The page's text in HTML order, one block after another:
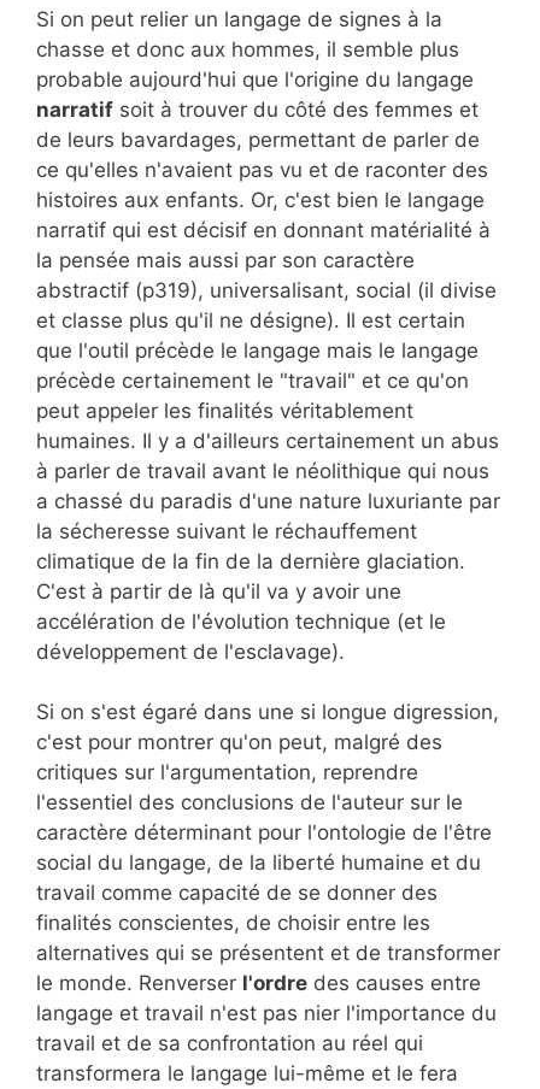
Si on peut relier un langage de signes à la
chasse et donc aux hommes, il semble plus
probable aujourd'hui que l'origine du langage
narratif soit à trouver du côté des femmes et
de leurs bavardages, permettant de parler de
ce qu'elles n'avaient pas vu et de raconter des
histoires aux enfants. Or, c'est bien le langage
narratif qui est décisif en donnant matérialité à
la pensée mais aussi par son caractère
abstractif (p319), universalisant, social (il divise
et classe plus qu'il ne désigne). Il est certain
que l'outil précède le langage mais le langage
précède certainement le "travail" et ce qu'on
peut appeler les finalités véritablement
humaines. Il y a d'ailleurs certainement un abus
à parler de travail avant le néolithique qui nous
a chassé du paradis d'une nature luxuriante par
la sécheresse suivant le réchauffement
climatique de la fin de la dernière glaciation.
C'est à partir de là qu'il va y avoir une
accélération de l'évolution technique (et le
développement de l'esclavage).
Si on s'est égaré dans une si longue digression,
c'est pour montrer qu'on peut, malgré des
critiques sur l'argumentation, reprendre
l'essentiel des conclusions de l'auteur sur le
caractère déterminant pour l'ontologie de l'être
social du langage, de la liberté humaine et du
travail comme capacité de se donner des
finalités conscientes, de choisir entre les
alternatives qui se présentent et de transformer
le monde. Renverser l'ordre des causes entre
langage et travail n'est pas nier l'importance du
travail et de sa confrontation au réel qui
transformera le langage lui-même et le fera